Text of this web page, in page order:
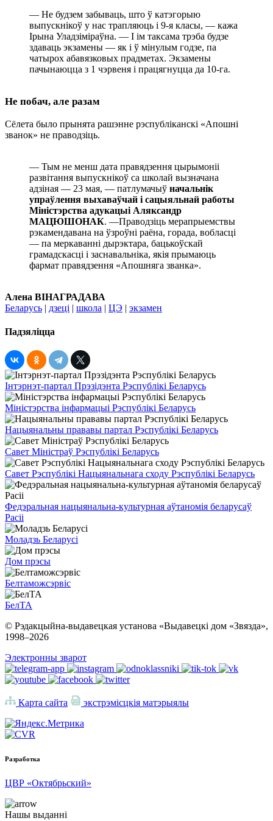
— Не будзем забываць, што ў катэгорыю
выпускнікоў у нас трапляюць і 9-я класы, — кажа
Ірына Уладзіміраўна. — І ім таксама трэба будзе
здаваць экзамены — як і ў мінулым годзе, па
чатырох абавязковых прадметах. Экзамены
пачынаюцца з 1 чэрвеня і працягнуцца да 10-га.
Не побач, але разам
Сёлета было прынята рашэнне рэспубліканскі «Апошні
званок» не праводзіць.
— Тым не менш дата правядзення цырымоніі
развітання выпускнікоў са школай вызначана
адзіная — 23 мая, — патлумачыў начальнік
упраўлення выхаваўчай і сацыяльнай работы
Міністэрства адукацыі Аляксандр
МАЦЮШОНАК. —Праводзіць мерапрыемствы
рэкамендавана на ўзроўні раёна, горада, вобласці
— па меркаванні дырэктара, бацькоўскай
грамадскасці і заснавальніка, якія прымаюць
фармат правядзення «Апошняга званка».
Алена ВІНАГРАДАВА
Беларусь | дзеці | школа | ЦЭ | экзамен
Падзяліцца
Інтэрнэт-партал Прэзідэнта Рэспублікі Беларусь
Міністэрства інфармацыі Рэспублікі Беларусь
Нацыянальны прававы партал Рэспублікі Беларусь
Савет Міністраў Рэспублікі Беларусь
Савет Рэспублікі Нацыянальнага сходу Рэспублікі Беларусь
Федэральная нацыянальна-культурная аўтаномія беларусаў
Расіі
Моладзь Беларусі
Дом прэсы
Белтаможсэрвіс
БелТА
© Рэдакцыйна-выдавецкая установа «Выдавецкі дом «Звязда»,
1998–2026
Электронны зварот
Карта сайта экстрэмісцкія матэрыялы
Разработка
ЦВР «Октябрьский»
Нашы выданні